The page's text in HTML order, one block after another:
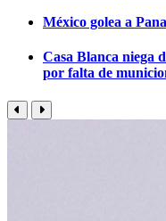
México golea a
Casa Blanca niega
por falta de